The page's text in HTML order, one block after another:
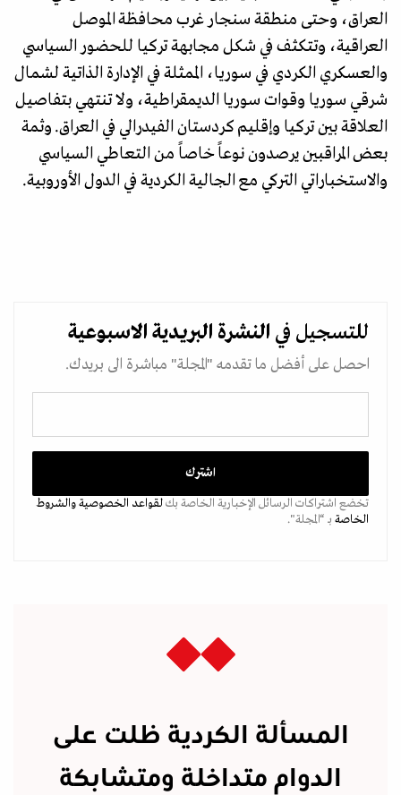
العراق، وحتى منطقة سنجار غرب محافظة الموصل
العراقية، وتتكثف في شكل مجابهة تركيا للحضور السياسي
والعسكري الكردي في سوريا، الممثلة في الإدارة الذاتية لشمال
شرقي سوريا وقوات سوريا الديمقراطية، ولا تنتهي بتفاصيل
العلاقة بين تركيا وإقليم كردستان الفيدرالي في العراق. وثمة
بعض المراقبين يرصدون نوعاً خاصاً من التعاطي السياسي
والاستخباراتي التركي مع الجالية الكردية في الدول الأوروبية.
للتسجيل في النشرة البريدية الاسبوعية
احصل على أفضل ما تقدمه "المجلة" مباشرة الى بريدك.
تخضع اشتراكات الرسائل الإخبارية الخاصة بكلقواعد الخصوصيةوالشروط
الخاصة بـ “المجلة".
المسألة الكردية ظلت على
الدوام متداخلة ومتشابكة